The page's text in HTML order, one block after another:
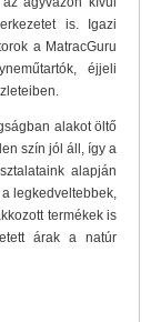
is. Igazi
a MatracGuru
éjjeli
alakot öltő
szín jól áll, így a
alapján
legkedveltebbek,
termékek is
árak a natúr